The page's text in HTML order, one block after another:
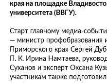
края на площадке
университета (ВВГУ).
Старт главному медиа-
— министр профобразования
Приморского края Сергей
П. К. Ирина Намтаева,
Суханов и эксперт Оксана
участникам также